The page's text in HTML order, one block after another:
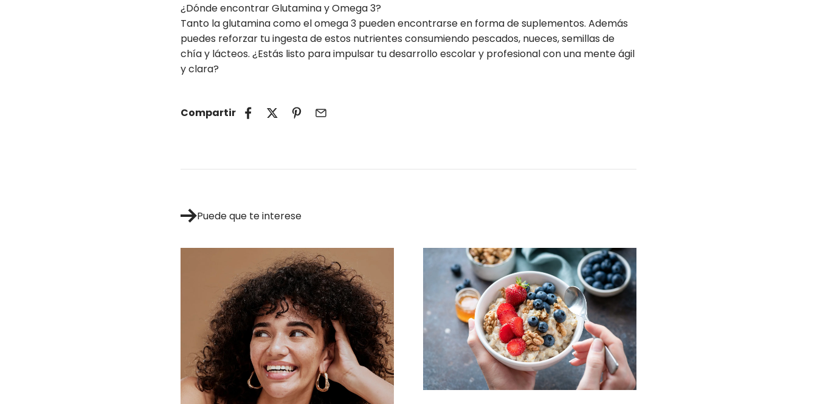
¿Dónde encontrar Glutamina y Omega 3?
Tanto la glutamina como el omega 3 pueden encontrarse en forma de suplementos. Además
puedes reforzar tu ingesta de estos nutrientes consumiendo pescados, nueces, semillas de
chía y lácteos. ¿Estás listo para impulsar tu desarrollo escolar y profesional con una mente ágil
y clara?
Compartir
Puede que te interese